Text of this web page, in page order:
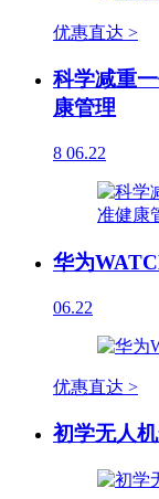
优惠直达 >
科学减重
康管理
8 06.22
华为
06.22
优惠直达 >
初学无人